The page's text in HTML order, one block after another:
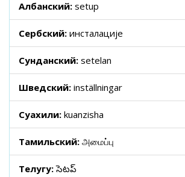
Албанский: setup
Сербский: инсталације
Сунданский: setelan
Шведский: inställningar
Суахили: kuanzisha
Тамильский: அமைப்பு
Телугу:సెటప్